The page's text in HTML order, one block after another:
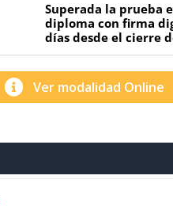
Superada la prueba
diploma con firma
días desde el cierre
Ver modalidad Online